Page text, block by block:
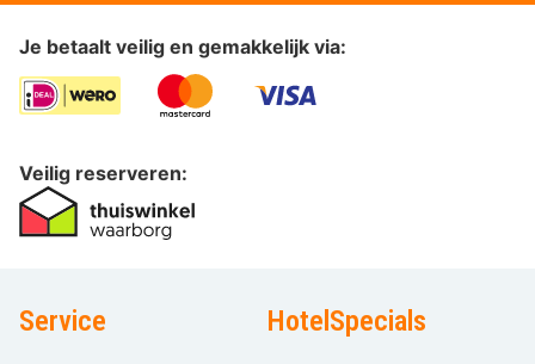
Je betaalt veilig en gemakkelijk via:
Veilig reserveren:
Service HotelSpecials